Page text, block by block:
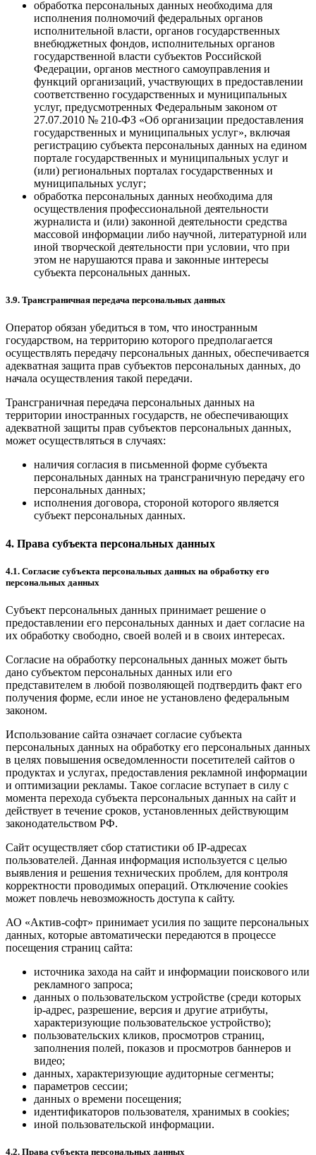
обработка персональных данных необходима для
исполнения полномочий федеральных органов
исполнительной власти, органов государственных
внебюджетных фондов, исполнительных органов
государственной власти субъектов Российской
Федерации, органов местного самоуправления и
функций организаций, участвующих в предоставлении
соответственно государственных и муниципальных
услуг, предусмотренных Федеральным законом от
27.07.2010 № 210-ФЗ «Об организации предоставления
государственных и муниципальных услуг», включая
регистрацию субъекта персональных данных на едином
портале государственных и муниципальных услуг и
(или) региональных порталах государственных и
муниципальных услуг;
обработка персональных данных необходима для
осуществления профессиональной деятельности
журналиста и (или) законной деятельности средства
массовой информации либо научной, литературной или
иной творческой деятельности при условии, что при
этом не нарушаются права и законные интересы
субъекта персональных данных.
3.9. Трансграничная передача персональных данных
Оператор обязан убедиться в том, что иностранным
государством, на территорию которого предполагается
осуществлять передачу персональных данных, обеспечивается
адекватная защита прав субъектов персональных данных, до
начала осуществления такой передачи.
Трансграничная передача персональных данных на
территории иностранных государств, не обеспечивающих
адекватной защиты прав субъектов персональных данных,
может осуществляться в случаях:
наличия согласия в письменной форме субъекта
персональных данных на трансграничную передачу его
персональных данных;
исполнения договора, стороной которого является
субъект персональных данных.
4. Права субъекта персональных данных
4.1. Согласие субъекта персональных данных на обработку его
персональных данных
Субъект персональных данных принимает решение о
предоставлении его персональных данных и дает согласие на
их обработку свободно, своей волей и в своих интересах.
Согласие на обработку персональных данных может быть
дано субъектом персональных данных или его
представителем в любой позволяющей подтвердить факт его
получения форме, если иное не установлено федеральным
законом.
Использование сайта означает согласие субъекта
персональных данных на обработку его персональных данных
в целях повышения осведомленности посетителей сайтов о
продуктах и услугах, предоставления рекламной информации
и оптимизации рекламы. Такое согласие вступает в силу с
момента перехода субъекта персональных данных на сайт и
действует в течение сроков, установленных действующим
законодательством РФ.
Сайт осуществляет сбор статистики об IP-адресах
пользователей. Данная информация используется с целью
выявления и решения технических проблем, для контроля
корректности проводимых операций. Отключение cookies
может повлечь невозможность доступа к сайту.
АО «Актив-софт» принимает усилия по защите персональных
данных, которые автоматически передаются в процессе
посещения страниц сайта:
источника захода на сайт и информации поискового или
рекламного запроса;
данных о пользовательском устройстве (среди которых
ip-адрес, разрешение, версия и другие атрибуты,
характеризующие пользовательское устройство);
пользовательских кликов, просмотров страниц,
заполнения полей, показов и просмотров баннеров и
видео;
данных, характеризующие аудиторные сегменты;
параметров сессии;
данных о времени посещения;
идентификаторов пользователя, хранимых в cookies;
иной пользовательской информации.
4.2. Права субъекта персональных данных